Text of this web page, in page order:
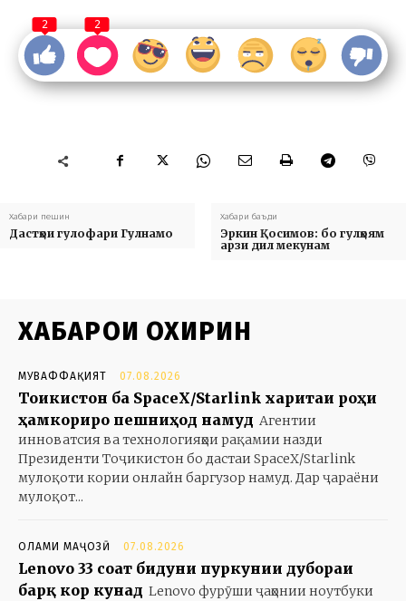
2 2
Хабари пешин
Дастҳои гулофари Гулнамо
Хабари баъди
Эркин Қосимов: бо гулҳоям
арзи дил мекунам
ХАБАРҲОИ ОХИРИН
МУВАФФАҚИЯТ 07.08.2026
Тоҷикистон ба SpaceX/Starlink харитаи роҳи
ҳамкориро пешниҳод намуд Агентии
инноватсия ва технологияҳои рақамии назди
Президенти Тоҷикистон бо дастаи SpaceX/Starlink
мулоқоти кории онлайн баргузор намуд. Дар ҷараёни
мулоқот...
ОЛАМИ МАҶОЗӢ 07.08.2026
Lenovo 33 соат бидуни пуркунии дубораи
барқ кор кунад Lenovo фурӯши ҷаҳонии ноутбуки